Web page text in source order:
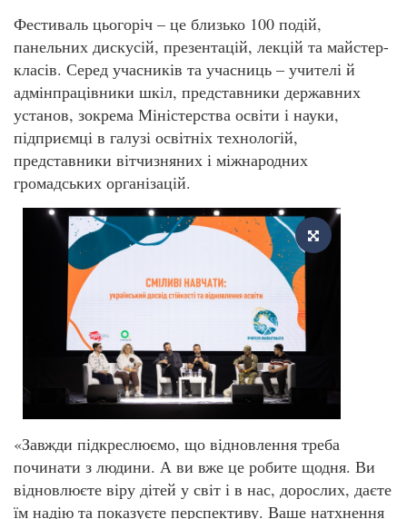
Фестиваль цьогоріч – це близько 100 подій,
панельних дискусій, презентацій, лекцій та майстер-
класів. Серед учасників та учасниць – учителі й
адмінпрацівники шкіл, представники державних
установ, зокрема Міністерства освіти і науки,
підприємці в галузі освітніх технологій,
представники вітчизняних і міжнародних
громадських організацій.
«Завжди підкреслюємо, що відновлення треба
починати з людини. А ви вже це робите щодня. Ви
відновлюєте віру дітей у світ і в нас, дорослих, даєте
їм надію та показуєте перспективу. Ваше натхнення